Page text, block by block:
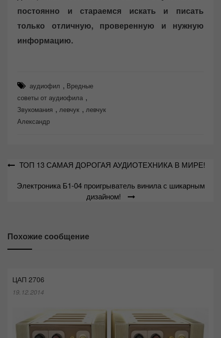
постоянно и стараемся искать и писать
только отличную, проверенную и нужную
информацию.
аудиофил , Вредные
советы от аудиофила ,
Звукомания , левчук , левчук
Александр
Навигация
записям
ТОП 13 САМАЯ ДОРОГАЯ АУДИОТЕХНИКА В МИРЕ!
Электроника Б1-04 проигрыватель винила с шикарным
дизайном!
Похожие сообщение
ЦАП 2706
19.12.2014